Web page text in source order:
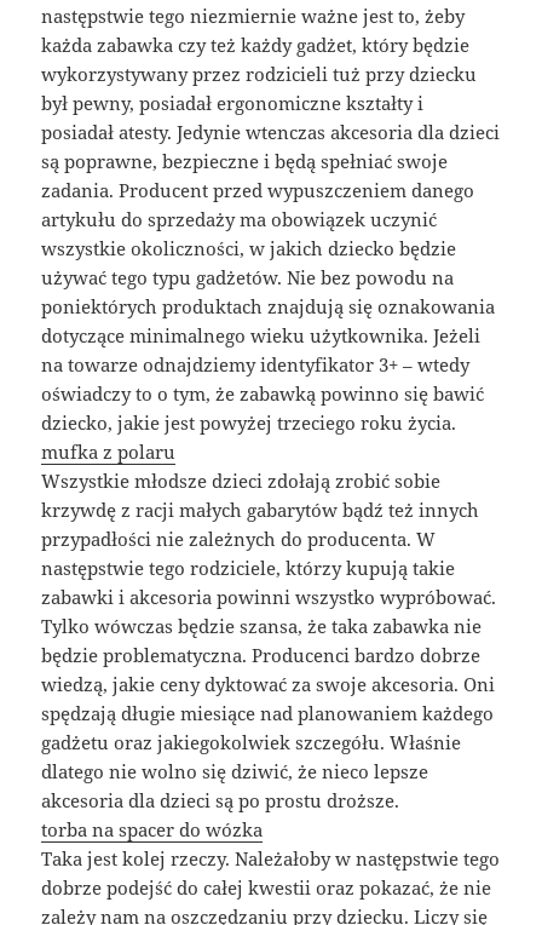
następstwie tego niezmiernie ważne jest to, żeby
każda zabawka czy też każdy gadżet, który będzie
wykorzystywany przez rodzicieli tuż przy dziecku
był pewny, posiadał ergonomiczne kształty i
posiadał atesty. Jedynie wtenczas akcesoria dla dzieci
są poprawne, bezpieczne i będą spełniać swoje
zadania. Producent przed wypuszczeniem danego
artykułu do sprzedaży ma obowiązek uczynić
wszystkie okoliczności, w jakich dziecko będzie
używać tego typu gadżetów. Nie bez powodu na
poniektórych produktach znajdują się oznakowania
dotyczące minimalnego wieku użytkownika. Jeżeli
na towarze odnajdziemy identyfikator 3+ – wtedy
oświadczy to o tym, że zabawką powinno się bawić
dziecko, jakie jest powyżej trzeciego roku życia.
mufka z polaru
Wszystkie młodsze dzieci zdołają zrobić sobie
krzywdę z racji małych gabarytów bądź też innych
przypadłości nie zależnych do producenta. W
następstwie tego rodziciele, którzy kupują takie
zabawki i akcesoria powinni wszystko wypróbować.
Tylko wówczas będzie szansa, że taka zabawka nie
będzie problematyczna. Producenci bardzo dobrze
wiedzą, jakie ceny dyktować za swoje akcesoria. Oni
spędzają długie miesiące nad planowaniem każdego
gadżetu oraz jakiegokolwiek szczegółu. Właśnie
dlatego nie wolno się dziwić, że nieco lepsze
akcesoria dla dzieci są po prostu droższe.
torba na spacer do wózka
Taka jest kolej rzeczy. Należałoby w następstwie tego
dobrze podejść do całej kwestii oraz pokazać, że nie
zależy nam na oszczędzaniu przy dziecku. Liczy się